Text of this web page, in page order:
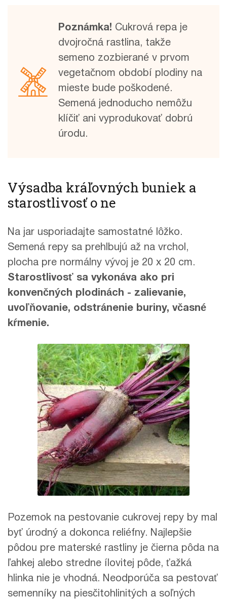
Poznámka! Cukrová repa je
dvojročná rastlina, takže
semeno zozbierané v prvom
vegetačnom období plodiny na
mieste bude poškodené.
Semená jednoducho nemôžu
klíčiť ani vyprodukovať dobrú
úrodu.
Výsadba kráľovných buniek a
starostlivosť o ne
Na jar usporiadajte samostatné lôžko.
Semená repy sa prehlbujú až na vrchol,
plocha pre normálny vývoj je 20 x 20 cm.
Starostlivosť sa vykonáva ako pri
konvenčných plodinách - zalievanie,
uvoľňovanie, odstránenie buriny, včasné
kŕmenie.
Pozemok na pestovanie cukrovej repy by mal
byť úrodný a dokonca reliéfny. Najlepšie
pôdou pre materské rastliny je čierna pôda na
ľahkej alebo stredne ílovitej pôde, ťažká
hlinka nie je vhodná. Neodporúča sa pestovať
semenníky na piesčitohlinitých a soľných